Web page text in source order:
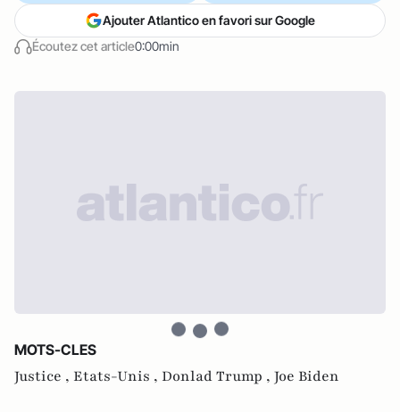
Écoutez cet article0:00min
Ajouter Atlantico en favori sur Google
MOTS-CLES
Justice , Etats-Unis , Donlad Trump , Joe Biden